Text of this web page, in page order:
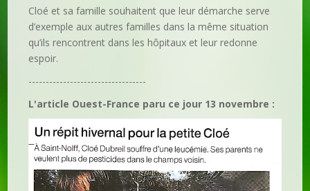
Cloé et sa famille souhaitent que leur démarche serve
d’exemple aux autres familles dans la même situation
qu’ils rencontrent dans les hôpitaux et leur redonne
espoir.
----------------------------------
L'article Ouest-France paru ce jour 13 novembre :